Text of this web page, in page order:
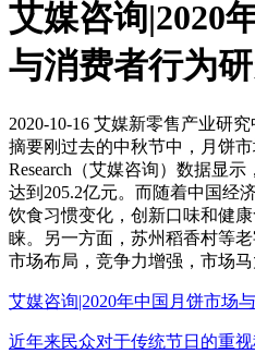
艾媒咨询|2020
与消费者行为
2020-10-16 艾媒新零售产业研究
摘要刚过去的中秋节中，月饼
Research（艾媒咨询）数据显
达到205.2亿元。而随着中国经
饮食习惯变化，创新口味和健
睐。另一方面，苏州稻香村等
市场布局，竞争力增强，市场马
艾媒咨询|2020年中国月饼市场
近年来民众对于传统节日的重